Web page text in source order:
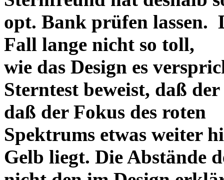
opt. Bank prüfen lassen.
Fall lange nicht so toll,
wie das Design es
Sterntest beweist, daß
daß der Fokus des roten
Spektrums etwas weiter
Gelb liegt. Die Abstände